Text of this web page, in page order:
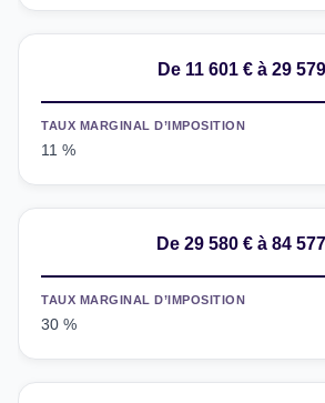
De 11 601 € à 29
TAUX MARGINAL D’IMPOSITION
11 %
De 29 580 € à 84
TAUX MARGINAL D’IMPOSITION
30 %